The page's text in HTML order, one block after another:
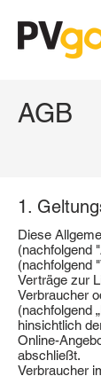
AGB
1.
Diese
(nachfolgend
(nachfolgend
Verträge zur
Verbraucher
(nachfolgend
hinsichtlich
Online-
abschließt.
Verbraucher